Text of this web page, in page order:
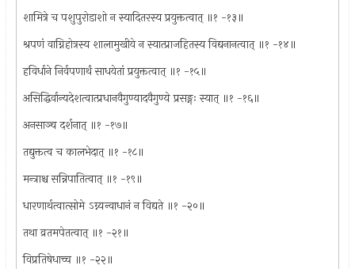
शामित्रे च पशुपुरोडाशो न स्यादितरस्य प्रयुक्तत्वात् ॥१ -१३॥
श्रपणं वाग्निहोत्रस्य शालामुखीये न स्यात्प्राजहितस्य विद्यनानत्वात् ॥१ -१४॥
हविर्धाने निर्वपणार्थं साधयेतां प्रयुक्तत्वात् ॥१ -१५॥
असिद्धिर्वान्यदेशत्वात्प्रधानवैगुण्यादवैगुण्ये प्रसङ्गः स्यात् ॥१ -१६॥
अनसाञ्च दर्शनात् ॥१ -१७॥
तद्युक्तत्व च कालभेदात् ॥१ -१८॥
मन्त्राश्च सन्निपातित्वात् ॥१ -१९॥
धारणार्थत्वात्सोमे ऽग्न्यन्वाधानं न विद्यते ॥१ -२०॥
तथा व्रतमपेतत्वात् ॥१ -२१॥
विप्रतिषेधाच्च ॥१ -२२॥